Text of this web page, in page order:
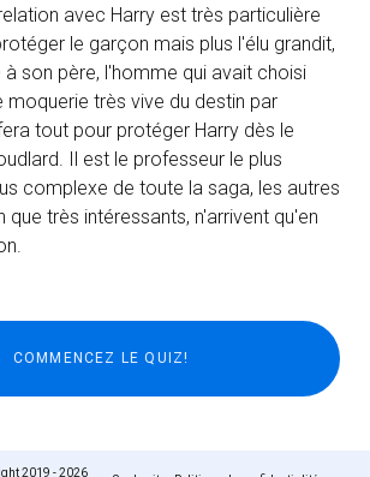
avec Harry est très particulière
le garçon mais plus l'élu grandit,
à son père, l'homme qui avait choisi
moquerie très vive du destin par
tout pour protéger Harry dès le
Il est le professeur le plus
complexe de toute la saga, les autres
que très intéressants, n'arrivent qu'en
2019 - 2026